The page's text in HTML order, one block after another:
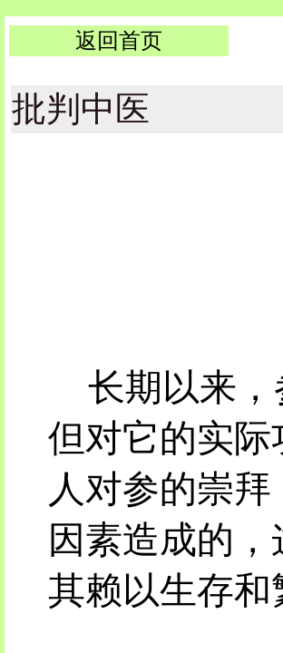
返回首页
批判中医
长期以来
但对它的实
人对参的崇
因素造成的
其赖以生存